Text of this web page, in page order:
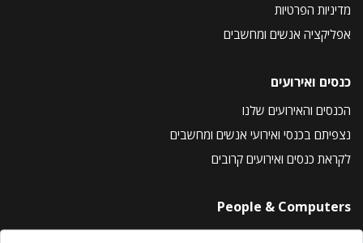
מדיניות הפרטיות
אפליקציה אנשים ומחשבים
כנסים ואירועים
הכנסים והאירועים שלנו
נצפיתם בכנסי ואירועי אנשים ומחשבים
לקראת כנסים ואירועים קרובים
People & Computers
About Us